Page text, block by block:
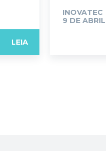
LEIA
INOVATEC
9 DE